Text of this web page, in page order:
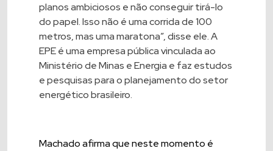
planos ambiciosos e não conseguir tirá-lo
do papel. Isso não é uma corrida de 100
metros, mas uma maratona”, disse ele. A
EPE é uma empresa pública vinculada ao
Ministério de Minas e Energia e faz estudos
e pesquisas para o planejamento do setor
energético brasileiro.
Machado afirma que neste momento é